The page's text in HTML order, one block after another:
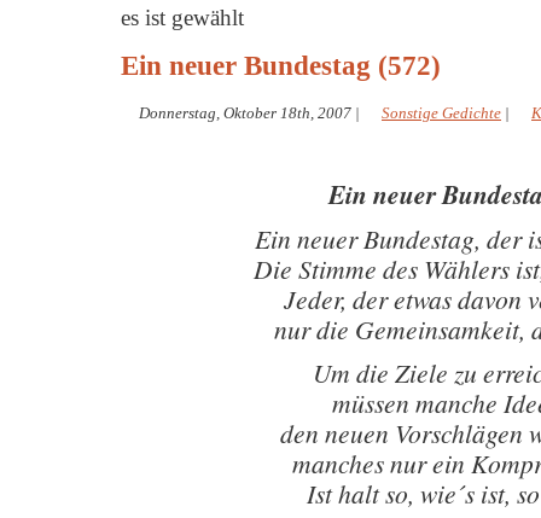
es ist gewählt
Ein neuer Bundestag (572)
Donnerstag, Oktober 18th, 2007 | Sonstige Gedichte |
Ein neuer
Ein neuer Bundestag, der
Die Stimme des Wählers
Jeder, der etwas davon
nur die Gemeinsamkeit,
Um die Ziele zu
müssen manche
den neuen Vorschlägen
manches nur ein
Ist halt so, wie´s ist,